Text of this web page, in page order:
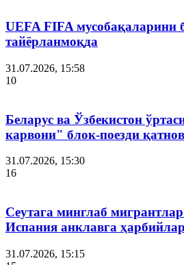
UEFA FIFA мусобақаларини
тайёрланмоқда
31.07.2026, 15:58
10
Беларус ва Ўзбекистон
карвони" блок-поезди
31.07.2026, 15:30
16
Сеутага минглаб
Испания анклавга
31.07.2026, 15:15